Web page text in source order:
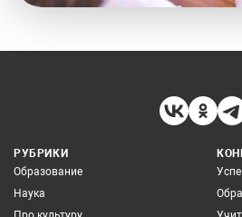
РУБРИКИ
Образование
Наука